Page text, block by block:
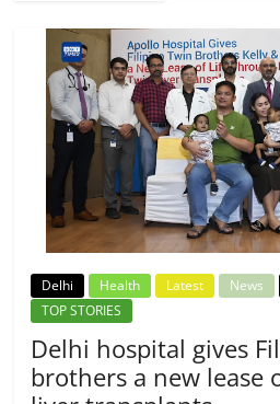
Delhi Health Latest News
TOP STORIES
Delhi hospital gives
brothers a new lease